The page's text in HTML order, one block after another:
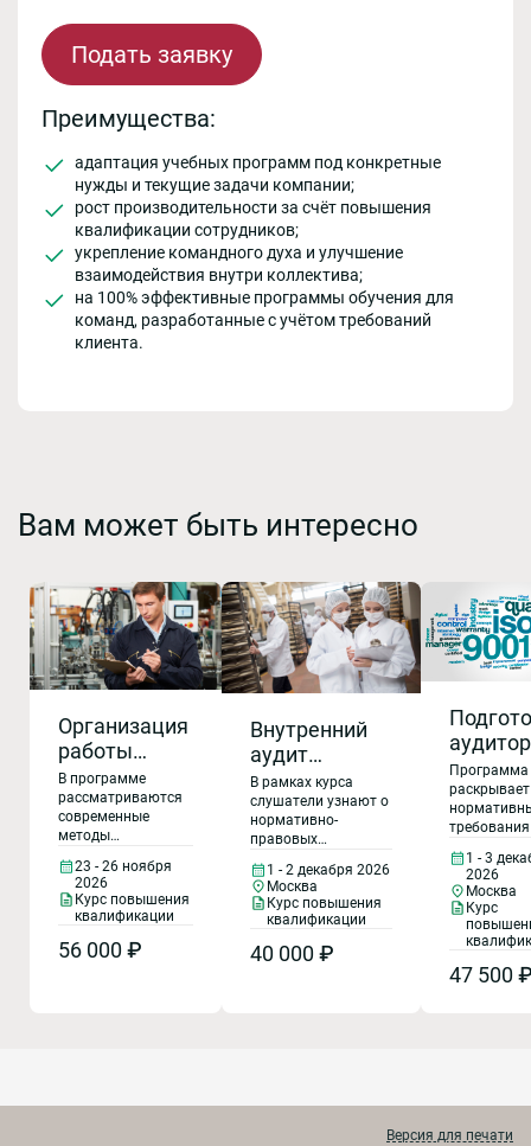
Подать заявку
Преимущества:
адаптация учебных программ под конкретные
нужды и текущие задачи компании;
рост производительности за счёт повышения
квалификации сотрудников;
укрепление командного духа и улучшение
взаимодействия внутри коллектива;
на 100% эффективные программы обучения для
команд, разработанные с учётом требований
клиента.
Вам может быть интересно
Организация
работы
отдела
технического
контроля.
Контроль
качества
продукции
В программе
рассматриваются
современные
методы
процессов отдела
технического
контроля качества,
оптимизацию
23 - 26 ноября
2026
Курс повышения
квалификации
56 000 ₽
Внутренний
аудит
системы
менеджмента
безопасности
пищевой
продукции на
соответствие
ГОСТ Р ИСО
22000-2019
В рамках курса
слушатели узнают о
нормативно-
правовых
качеству и
безопасности
пищевой продукции,
инструменты
безопасности
1 - 2 декабря 2026
Москва
Курс повышения
квалификации
40 000 ₽
для
на
ГОСТ Р
58876 и
ФАП-21
Программа
раскрывает
внутренних
проверок и
аудитов
также
требований,
также
технику
1 - 3
2026
Москва
Курс
47 500
Версия для печати